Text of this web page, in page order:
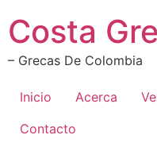
contenido
Costa
– Grecas De Colombia
Inicio Acerca
Contacto